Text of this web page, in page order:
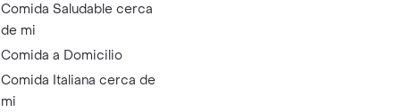
Comida Saludable cerca
de mi
Comida a Domicilio
Comida Italiana cerca de
mi